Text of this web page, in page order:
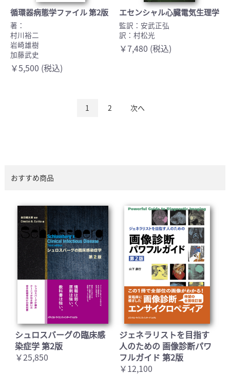
循環器病態学ファイル 第2版
著：
村川裕二
岩崎雄樹
加藤武史
￥5,500 (税込)
エセンシャル心臓電気生理学
監訳：安武正弘
訳：村松光
￥7,480 (税込)
1 2 次へ
おすすめ商品
シュロスバーグの臨床感
染症学 第2版
￥25,850
ジェネラリストを目指す
人のための 画像診断パワ
フルガイド 第2版
￥12,100